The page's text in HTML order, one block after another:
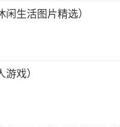
一) 据说不想开学的孩
有搞对象。 开学了学校
生活图片精选）
戏）